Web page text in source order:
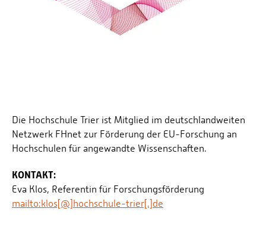
Die Hochschule Trier ist Mitglied im deutschlandweiten
Netzwerk FHnet zur Förderung der EU-Forschung an
Hochschulen für angewandte Wissenschaften.
KONTAKT:
Eva Klos, Referentin für Forschungsförderung
mailto:klos[@]hochschule-trier[.]de